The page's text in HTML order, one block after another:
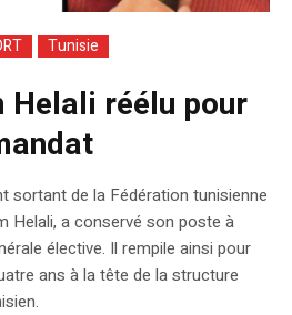
Tunisie
Helali réélu pour
sortant de la Fédération tunisienne
Helali, a conservé son poste à
élective. Il rempile ainsi pour
ans à la tête de la structure